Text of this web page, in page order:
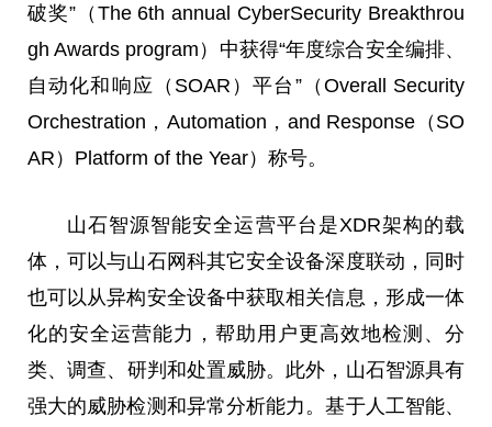
破奖”（The 6th annual CyberSecurity Breakthrou
gh Awards program）中获得“年度综合安全编排、
自动化和响应（SOAR）平台 ”（Overall Security
Orchestration，Automation，and Response（SO
AR）Platform of the Year）称号。
山石智源智能安全运营平台 是XDR架构的载
体，可以与山石网科其它安全设备深度联动，同时
也可以从异构安全设备中获取相关信息，形成一体
化的安全运营能力，帮助用户更高效地检测、分
类、调查、研判和处置威胁。此外，山石智源具有
强大的威胁检测和异常分析能力。基于人工智能、